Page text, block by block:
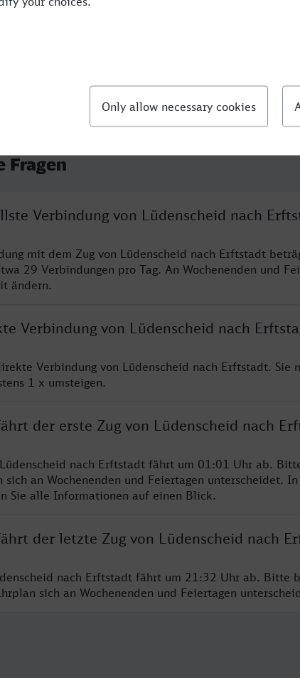
Fragen
Verbindung von Lüdenscheid nach
mit dem Zug von Lüdenscheid nach Erftstadt
29 Verbindungen pro Tag. An Wochenenden und
ändern.
Verbindung von Lüdenscheid nach
Verbindung von Lüdenscheid nach Erftstadt. Sie
1 x umsteigen.
der erste Zug von Lüdenscheid nach
nach Erftstadt fährt um 01:01 Uhr ab.
sich an Wochenenden und Feiertagen unterscheidet.
Sie alle Informationen auf einen Blick.
der letzte Zug von Lüdenscheid nach
nach Erftstadt fährt um 21:32 Uhr ab. Bitte
sich an Wochenenden und Feiertagen